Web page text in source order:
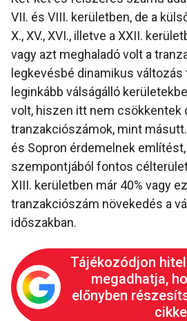
VII. és VIII. kerületben, de a
X., XV., XVI., illetve a XXII.
vagy azt meghaladó volt a
legkevésbé dinamikus
leginkább válságálló
volt, hiszen itt nem csökkentek
tranzakciószámok, mint másutt.
és Sopron érdemelnek
szempontjából fontos
XIII. kerületben már 40% vagy
tranzakciószám növekedés a
időszakban.
Tájékozódjon
megadhatja,
előnyben